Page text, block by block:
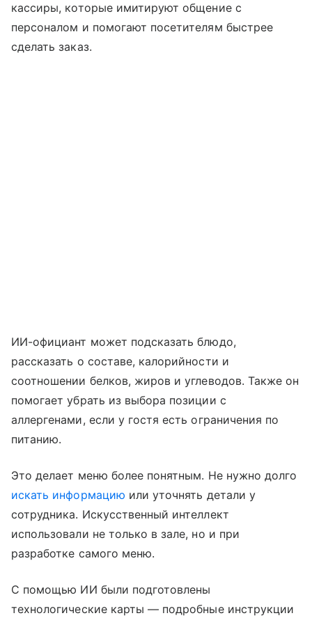
кассиры, которые имитируют общение с
персоналом и помогают посетителям быстрее
сделать заказ.
ИИ-официант может подсказать блюдо,
рассказать о составе, калорийности и
соотношении белков, жиров и углеводов. Также он
помогает убрать из выбора позиции с
аллергенами, если у гостя есть ограничения по
питанию.
Это делает меню более понятным. Не нужно долго
искать информацию или уточнять детали у
сотрудника. Искусственный интеллект
использовали не только в зале, но и при
разработке самого меню.
С помощью ИИ были подготовлены
технологические карты — подробные инструкции